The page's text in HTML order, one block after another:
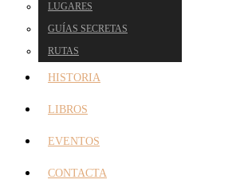
LUGARES
GUÍAS SECRETAS
RUTAS
HISTORIA
LIBROS
EVENTOS
CONTACTA